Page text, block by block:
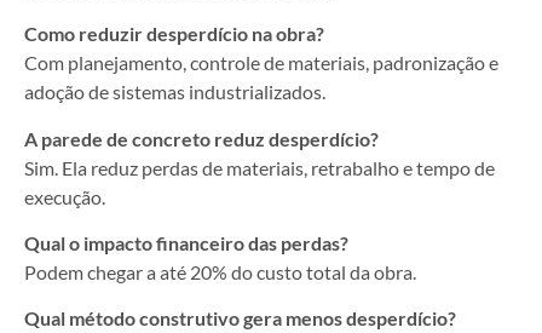
Como reduzir desperdício na obra?
Com planejamento, controle de materiais, padronização e
adoção de sistemas industrializados.
A parede de concreto reduz desperdício?
Sim. Ela reduz perdas de materiais, retrabalho e tempo de
execução.
Qual o impacto financeiro das perdas?
Podem chegar a até 20% do custo total da obra.
Qual método construtivo gera menos desperdício?